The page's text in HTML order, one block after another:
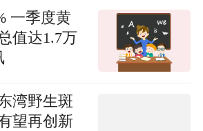
一季度黄
值达1.7万
湾野生斑
望再创新